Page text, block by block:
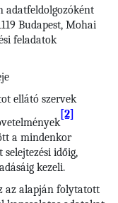
adatfeldolgozóként
Budapest, Mohai
feladatok
ellátó szervek
[2]
a mindenkor
időig,
kezeli.
az alapján folytatott